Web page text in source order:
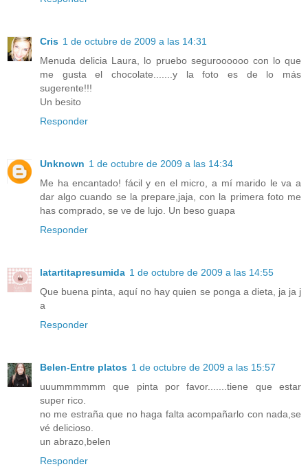
Cris 1 de octubre de 2009 a las 14:31
Menuda delicia Laura, lo pruebo seguroooooo con lo que
me gusta el chocolate.......y la foto es de lo más
sugerente!!!
Un besito
Responder
Unknown 1 de octubre de 2009 a las 14:34
Me ha encantado! fácil y en el micro, a mí marido le va a
dar algo cuando se la prepare,jaja, con la primera foto me
has comprado, se ve de lujo. Un beso guapa
Responder
latartitapresumida 1 de octubre de 2009 a las 14:55
Que buena pinta, aquí no hay quien se ponga a dieta, ja ja j
a
Responder
Belen-Entre platos 1 de octubre de 2009 a las 15:57
uuummmmmm que pinta por favor.......tiene que estar
super rico.
no me estraña que no haga falta acompañarlo con nada,se
vé delicioso.
un abrazo,belen
Responder